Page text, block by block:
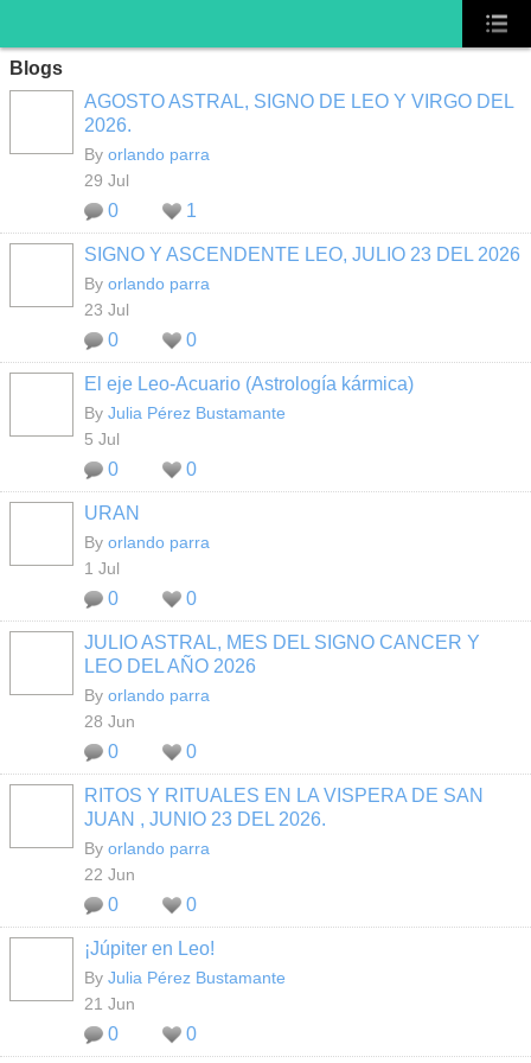
Blogs
AGOSTO ASTRAL, SIGNO DE LEO Y VIRGO DEL
2026.
By orlando parra
29 Jul
0 1
SIGNO Y ASCENDENTE LEO, JULIO 23 DEL 2026
By orlando parra
23 Jul
0 0
El eje Leo-Acuario (Astrología kármica)
By Julia Pérez Bustamante
5 Jul
0 0
URAN
By orlando parra
1 Jul
0 0
JULIO ASTRAL, MES DEL SIGNO CANCER Y
LEO DEL AÑO 2026
By orlando parra
28 Jun
0 0
RITOS Y RITUALES EN LA VISPERA DE SAN
JUAN , JUNIO 23 DEL 2026.
By orlando parra
22 Jun
0 0
¡Júpiter en Leo!
By Julia Pérez Bustamante
21 Jun
0 0